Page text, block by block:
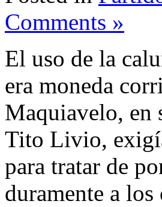
Comments »
El uso de la
era moneda
Maquiavelo, en
Tito Livio,
para tratar de
duramente a